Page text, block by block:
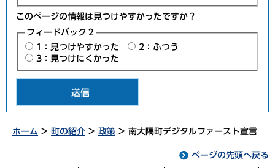
このページの情報は見つけやすかったですか？
フィードバック２
1：見つけやすかった
2：ふつう
3：見つけにくかった
ホーム > 町の紹介 > 政策 > 南大隅町デジタルファースト宣言
ページの先頭へ戻る